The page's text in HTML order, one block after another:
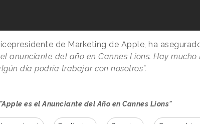
de Marketing de Apple, ha
anunciante del año en Cannes Lions. Hay
día podría trabajar con nosotros”.
"Apple es el Anunciante del Año en Cannes Lions"